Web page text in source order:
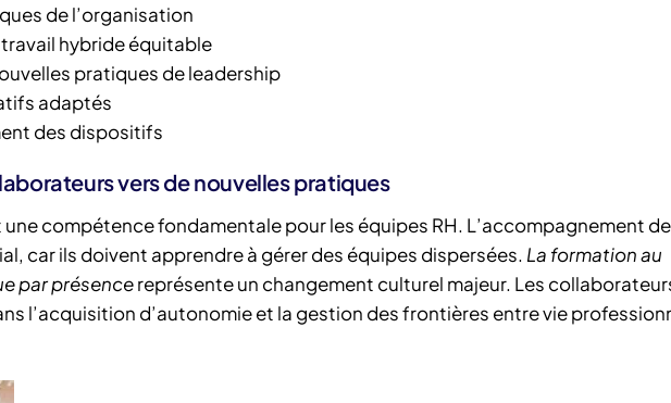
de l’organisation
hybride équitable
pratiques de leadership
adaptés
des dispositifs
vers de nouvelles pratiques
compétence fondamentale pour les équipes RH. L’accompagnement
car ils doivent apprendre à gérer des équipes dispersées. La formation au
par présencereprésente un changement culturel majeur. Les
l’acquisition d’autonomie et la gestion des frontières entre vie